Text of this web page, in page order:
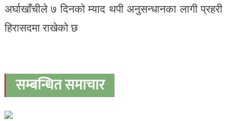
अर्घाखाँचीले ७ दिनको म्याद थपी अनुसन्धानका लागी प्रहरी
हिरासदमा राखेको छ
सम्बन्धित समाचार